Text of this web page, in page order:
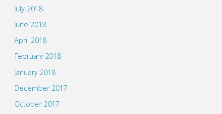
July 2018
June 2018
April 2018
February 2018
January 2018
December 2017
October 2017